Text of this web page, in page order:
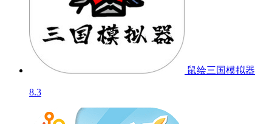
鼠绘三国模拟器
8.3